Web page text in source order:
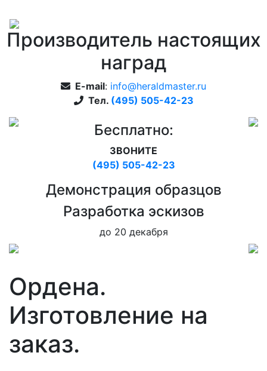
Производитель настоящих
наград
E-mail: info@heraldmaster.ru
Тел. (495) 505-42-23
Бесплатно:
ЗВОНИТЕ
(495) 505-42-23
Дeмонстрация образцов
Pазработка эскизов
до 20 декабря
Ордена.
Изготовление на
заказ.